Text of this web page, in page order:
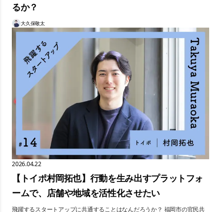
るか？
大久保敬太
2026.04.22
【トイポ村岡拓也】行動を生み出すプラットフォ
ームで、店舗や地域を活性化させたい
飛躍するスタートアップに共通することはなんだろうか？ 福岡市の官民共